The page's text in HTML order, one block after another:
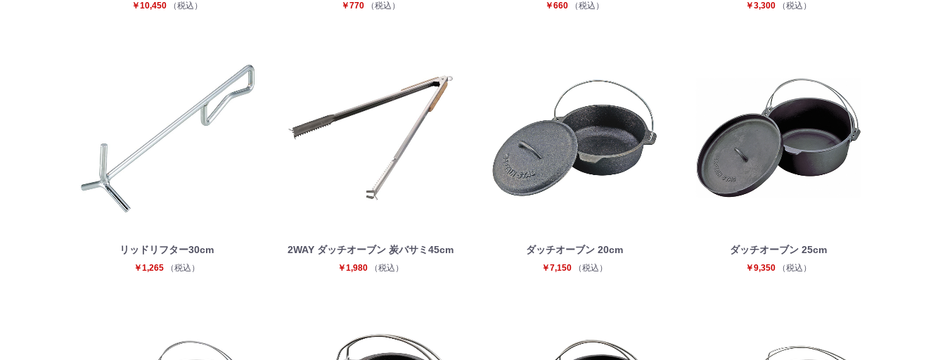
￥10,450 （税込） ￥770 （税込） ￥660 （税込） ￥3,300 （税込）
リッドリフター30cm
￥1,265 （税込）
2WAY ダッチオーブン 炭バサミ45cm
￥1,980 （税込）
ダッチオーブン 20cm
￥7,150 （税込）
ダッチオーブン 25cm
￥9,350 （税込）
お買い物を続ける